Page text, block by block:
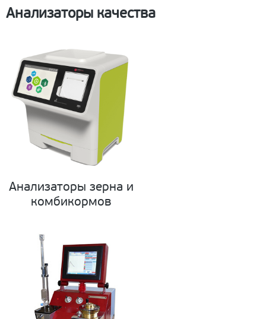
Анализаторы качества
Анализаторы зерна и
комбикормов